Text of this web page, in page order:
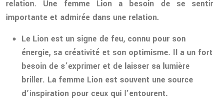
relation. Une femme Lion a besoin de se sentir
importante et admirée dans une relation.
Le Lion est un signe de feu, connu pour son
énergie, sa créativité et son optimisme. Il a un fort
besoin de s’exprimer et de laisser sa lumière
briller. La femme Lion est souvent une source
d’inspiration pour ceux qui l’entourent.